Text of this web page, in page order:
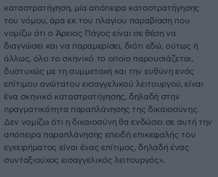
καταστρατήγηση, μία απόπειρα καταστρατήγησης
του νόμου, άρα εκ του πλαγίου παραβίαση που
νομίζω ότι ο Άρειος Πάγος είναι σε θέση να
διαγνώσει και να παραμερίσει, διότι εδώ, ούτως ή
άλλως, όλο το σκηνικό το οποίο παρουσιάζεται,
δυστυχώς με τη συμμετοχή και την ευθύνη ενός
επίτιμου ανώτατου εισαγγελικού λειτουργού, είναι
ένα σκηνικό καταστρατήγησης, δηλαδή στην
πραγματικότητα παραπλάνησης της δικαιοσύνης.
Δεν νομίζω ότι η δικαιοσύνη θα ενδώσει σε αυτή την
απόπειρα παραπλάνησης επειδή επικεφαλής του
εγχειρήματος είναι ένας επίτιμος, δηλαδή ένας
συνταξιούχος εισαγγελικός λειτουργός».